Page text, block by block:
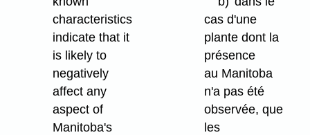
characteristics
indicate that it
is likely to
negatively
affect any
aspect of
Manitoba's
cas d'une
plante dont la
présence
au Manitoba
n'a pas été
observée, que
les